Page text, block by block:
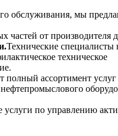
обслуживания, мы
частей от
Технические специалисты
техническое
ассортимент
услуги по управлению